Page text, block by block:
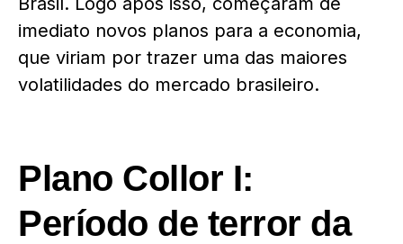
imediato novos planos para a economia,
que viriam por trazer uma das maiores
volatilidades do mercado brasileiro.
Plano Collor I:
Período de terror da